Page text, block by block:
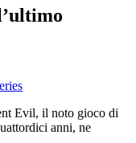
Evil, il noto gioco di
anni, ne